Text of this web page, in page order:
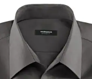
Fit.
Hemd mit Relax-Kragen
4,7 (119)